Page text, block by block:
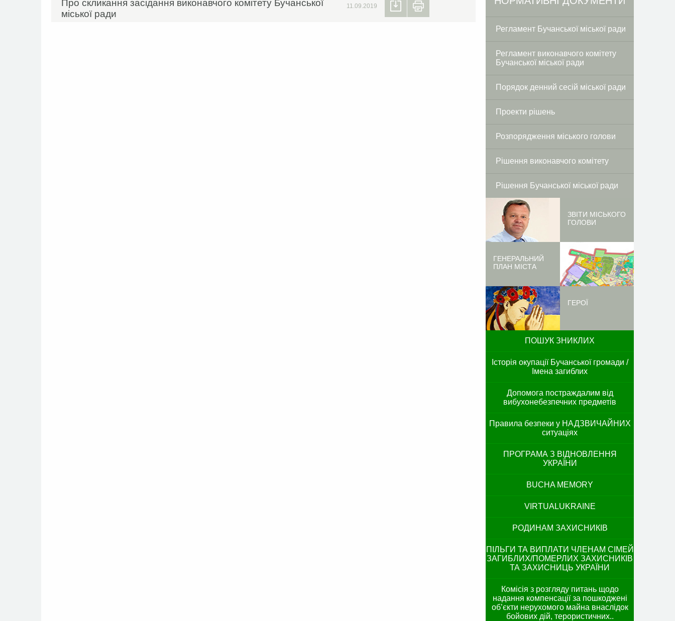
Про скликання засідання виконавчого комітету Бучанської
міської ради
11.09.2019
Регламент Бучанської міської ради
Регламент виконавчого комітету
Бучанської міської ради
Порядок денний сесій міської ради
Проекти рішень
Розпорядження міського голови
Рішення виконавчого комітету
Рішення Бучанської міської ради
ЗВІТИ МІСЬКОГО
ГОЛОВИ
ГЕНЕРАЛЬНИЙ
ПЛАН МІСТА
ГЕРОЇ
ПОШУК ЗНИКЛИХ
Історія окупації Бучанської громади /
Імена загиблих
Допомога постраждалим від
вибухонебезпечних предметів
Правила безпеки у НАДЗВИЧАЙНИХ
ситуаціях
ПРОГРАМА З ВІДНОВЛЕННЯ
УКРАЇНИ
BUCHA MEMORY
VIRTUALUKRAINE
РОДИНАМ ЗАХИСНИКІВ
ПІЛЬГИ ТА ВИПЛАТИ ЧЛЕНАМ СІМЕЙ
ЗАГИБЛИХ/ПОМЕРЛИХ ЗАХИСНИКІВ
ТА ЗАХИСНИЦЬ УКРАЇНИ
Комісія з розгляду питань щодо
надання компенсації за пошкоджені
об’єкти нерухомого майна внаслідок
бойових дій, терористичних..